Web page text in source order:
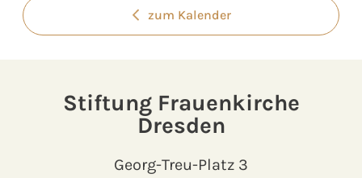
zum Kalender
Stiftung Frauenkirche
Dresden
Georg-Treu-Platz 3